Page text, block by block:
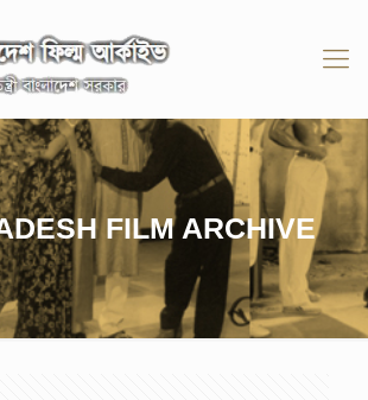
FILM ARCHIVE